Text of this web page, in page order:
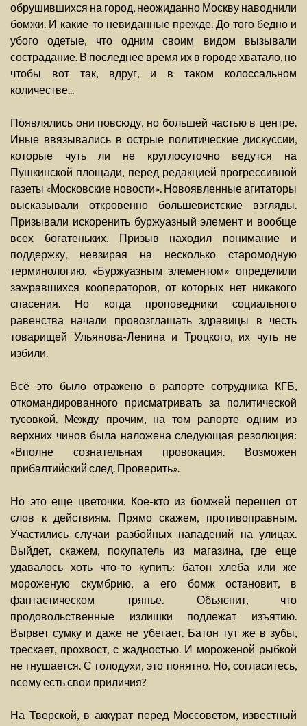
обрушившихся на город, неожиданно Москву наводнили
бомжи. И какие-то невиданные прежде. До того бедно и
убого одетые, что одним своим видом вызывали
сострадание. В последнее время их в городе хватало, но
чтобы вот так, вдруг, и в таком колоссальном
количестве...
Появлялись они повсюду, но большей частью в центре.
Иные ввязывались в острые политические дискуссии,
которые чуть ли не круглосуточно ведутся на
Пушкинской площади, перед редакцией прогрессивной
газеты «Московские новости». Новоявленные агитаторы
высказывали откровенно большевистские взгляды.
Призывали искоренить буржуазный элемент и вообще
всех богатеньких. Призыв находил понимание и
поддержку, невзирая на несколько старомодную
терминологию. «Буржуазным элементом» определили
зажравшихся кооператоров, от которых нет никакого
спасения. Но когда проповедники социального
равенства начали провозглашать здравицы в честь
товарищей Ульянова-Ленина и Троцкого, их чуть не
избили.
Всё это было отражено в рапорте сотрудника КГБ,
откомандированного присматривать за политической
тусовкой. Между прочим, на том рапорте одним из
верхних чинов была наложена следующая резолюция:
«Вполне сознательная провокация. Возможен
прибалтийский след. Проверить».
Но это еще цветочки. Кое-кто из бомжей перешел от
слов к действиям. Прямо скажем, противоправным.
Участились случаи разбойных нападений на улицах.
Выйдет, скажем, покупатель из магазина, где еще
удавалось хоть что-то купить: батон хлеба или же
мороженую скумбрию, а его бомж остановит, в
фантастическом тряпье. Объяснит, что
продовольственные излишки подлежат изъятию.
Вырвет сумку и даже не убегает. Батон тут же в зубы,
трескает, прохвост, с жадностью. И мороженой рыбкой
не гнушается. С голодухи, это понятно. Но, согласитесь,
всему есть свои приличия?
На Тверской, в аккурат перед Моссоветом, известный